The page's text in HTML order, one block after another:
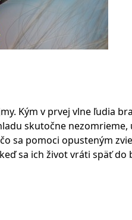
Kým v prvej vlne ľudia
skutočne nezomrieme,
sa pomoci opusteným
sa ich život vráti späť do